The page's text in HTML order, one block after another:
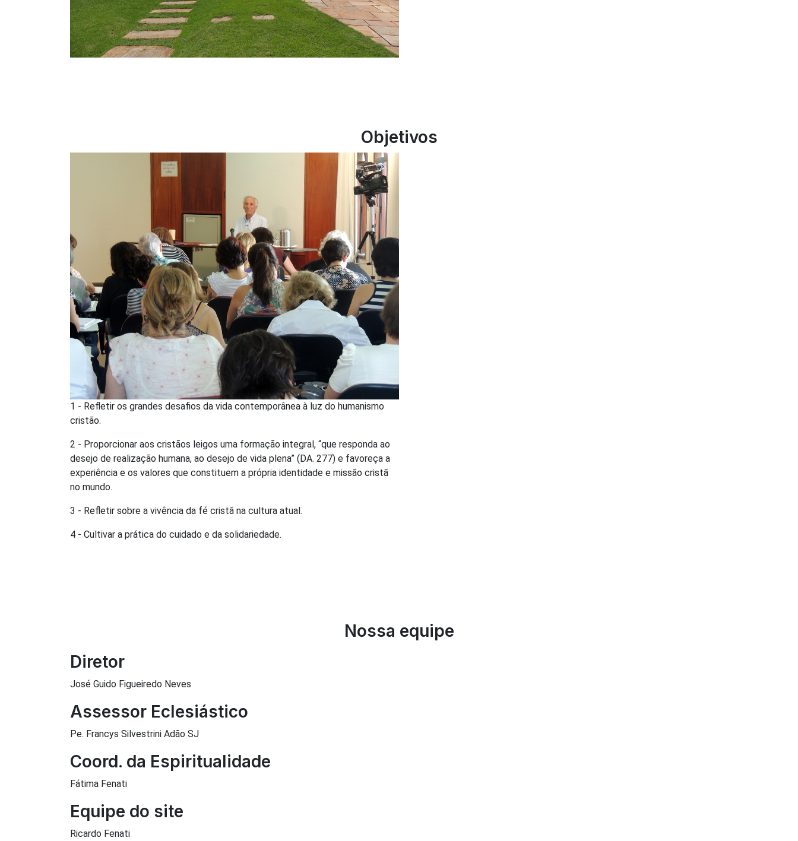
Objetivos
1 - Refletir os grandes desafios da vida contemporânea à luz do humanismo
cristão.
2 - Proporcionar aos cristãos leigos uma formação integral, “que responda ao
desejo de realização humana, ao desejo de vida plena” (DA. 277) e favoreça a
experiência e os valores que constituem a própria identidade e missão cristã
no mundo.
3 - Refletir sobre a vivência da fé cristã na cultura atual.
4 - Cultivar a prática do cuidado e da solidariedade.
Nossa equipe
Diretor
José Guido Figueiredo Neves
Assessor Eclesiástico
Pe. Francys Silvestrini Adão SJ
Coord. da Espiritualidade
Fátima Fenati
Equipe do site
Ricardo Fenati